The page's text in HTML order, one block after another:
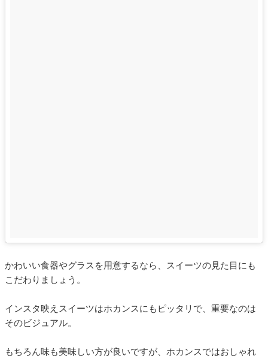
かわいい食器やグラスを用意するなら、スイーツの見た目にも
こだわりましょう。
インスタ映えスイーツはホカンスにもピッタリで、重要なのは
そのビジュアル。
もちろん味も美味しい方が良いですが、ホカンスではおしゃれ